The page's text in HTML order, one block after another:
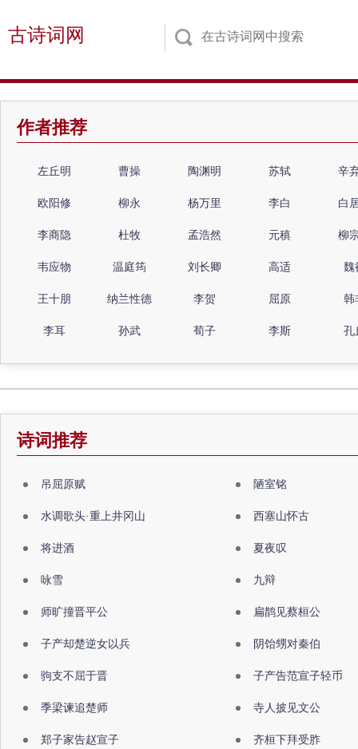
古诗词网
作者推荐
左丘明 曹操 陶渊明 苏轼 辛
欧阳修 柳永 杨万里 李白 白
李商隐 杜牧 孟浩然 元稹 柳
韦应物 温庭筠 刘长卿 高适 魏
王十朋 纳兰性德 李贺 屈原 韩
李耳 孙武 荀子 李斯 孔
诗词推荐
吊屈原赋 陋室铭
水调歌头·重上井冈山 西塞山怀古
将进酒 夏夜叹
咏雪 九辩
师旷撞晋平公 扁鹊见蔡桓公
子产却楚逆女以兵 阴饴甥对秦伯
驹支不屈于晋 子产告范宣子轻币
季梁谏追楚师 寺人披见文公
郑子家告赵宣子 齐桓下拜受胙